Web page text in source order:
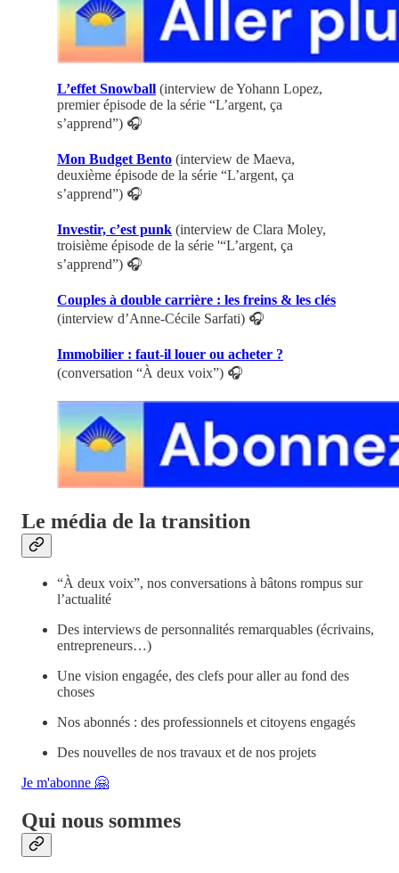
L’effet Snowball (interview de Yohann Lopez,
premier épisode de la série “L’argent, ça
s’apprend”) 🎧
Mon Budget Bento (interview de Maeva,
deuxième épisode de la série “L’argent, ça
s’apprend”) 🎧
Investir, c’est punk (interview de Clara Moley,
troisième épisode de la série '“L’argent, ça
s’apprend”) 🎧
Couples à double carrière : les freins & les clés
(interview d’Anne-Cécile Sarfati) 🎧
Immobilier : faut-il louer ou acheter ?
(conversation “À deux voix”) 🎧
Le média de la transition
“À deux voix”, nos conversations à bâtons rompus sur
l’actualité
Des interviews de personnalités remarquables (écrivains,
entrepreneurs…)
Une vision engagée, des clefs pour aller au fond des
choses
Nos abonnés : des professionnels et citoyens engagés
Des nouvelles de nos travaux et de nos projets
Je m'abonne 🤗
Qui nous sommes